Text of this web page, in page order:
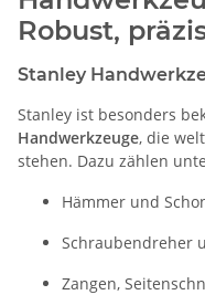
Robust,
Stanley
Stanley ist besonders
Handwerkzeuge, die
stehen. Dazu zählen
Hämmer und
Schraubendreher
Zangen,